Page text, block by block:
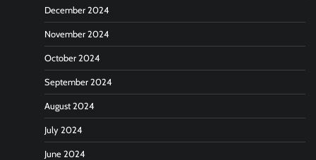
December 2024
November 2024
October 2024
September 2024
August 2024
July 2024
June 2024